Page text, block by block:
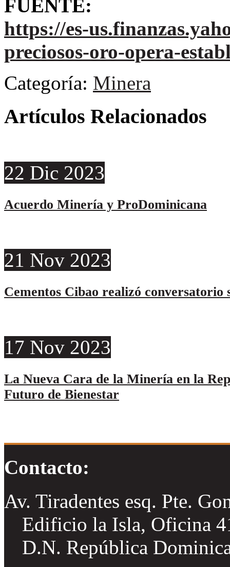
FUENTE:
https://es-
preciosos-oro-opera-
Categoría: Minera
Artículos Relacionados
22 Dic 2023
Acuerdo Minería y ProDominicana
21 Nov 2023
Cementos Cibao realizó conversatorio
17 Nov 2023
La Nueva Cara de la Minería en la
Futuro de Bienestar
Contacto:
Av. Tiradentes esq. Pte.
Edificio la Isla, Oficina
D.N. República